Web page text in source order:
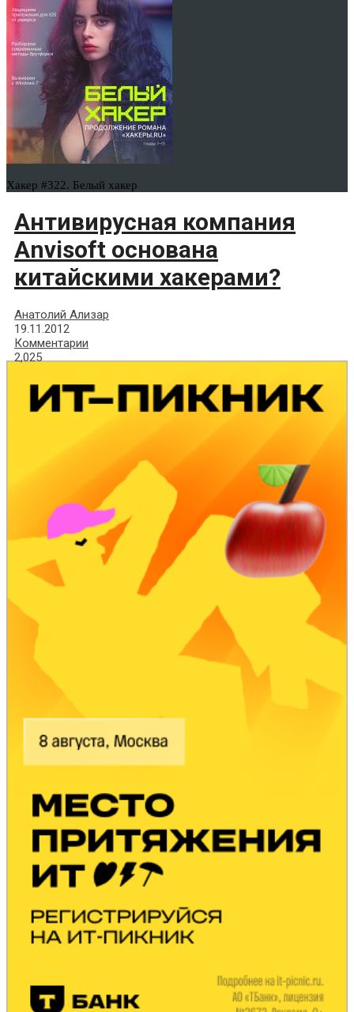
Хакер #322. Белый хакер
Антивирусная компания
Anvisoft основана
китайскими хакерами?
Анатолий Ализар
19.11.2012
Комментарии
2,025